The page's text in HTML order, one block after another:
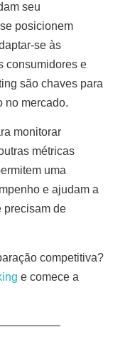
seu
posicionem
se às
consumidores e
são chaves para
no mercado.
monitorar
métricas
uma
e ajudam a
precisam de
competitiva?
e comece a